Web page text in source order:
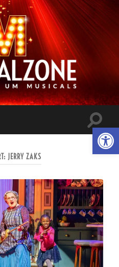
Musicalzone.de
ein-/
JERRY ZAKS